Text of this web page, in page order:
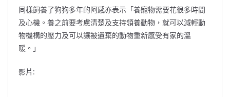
同樣飼養了狗狗多年的阿感亦表示「養寵物需要花很多時間
及心機。養之前要考慮清楚及支持領養動物，就可以減輕動
物機構的壓力及可以讓被遺棄的動物重新感受有家的溫
暖。」
影片: